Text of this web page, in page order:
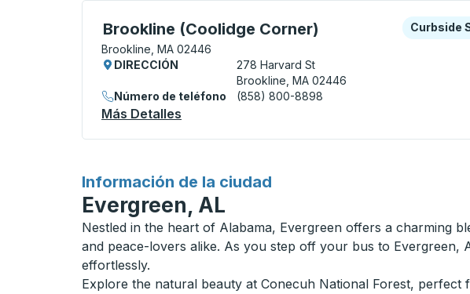
Brookline (Coolidge Corner)
Curbside Stop, utilice las teclas de flecha o la tecla
Brookline, MA 02446
Curbside
Curbside
DIRECCIÓN
278 Harvard St
Brookline, MA 02446
Número de teléfono
(858) 800-8898
Más Detalles
Información de la ciudad
para
Evergreen, AL
Nestled in the heart of Alabama, Evergreen offers a charming
and peace-lovers alike. As you step off your bus to
effortlessly.
Explore the natural beauty at Conecuh National Forest,